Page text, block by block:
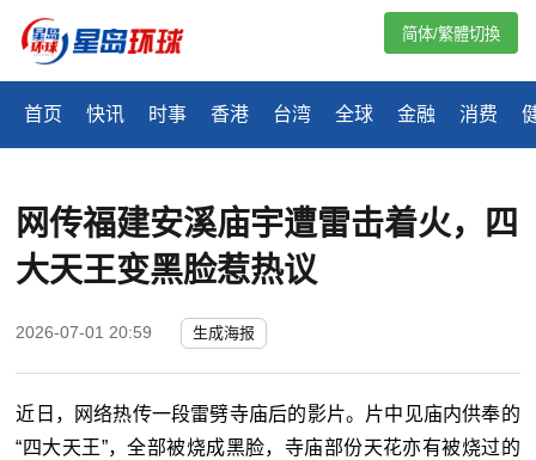
首页 快讯 时事 香港 台湾 全球 金融 消费
简体/繁體切換
网传福建安溪庙宇遭雷击着火，四
大天王变黑脸惹热议
2026-07-01 20:59 生成海报
近日，网络热传一段雷劈寺庙后的影片。片中见庙内供奉的
“四大天王”，全部被烧成黑脸，寺庙部份天花亦有被烧过的